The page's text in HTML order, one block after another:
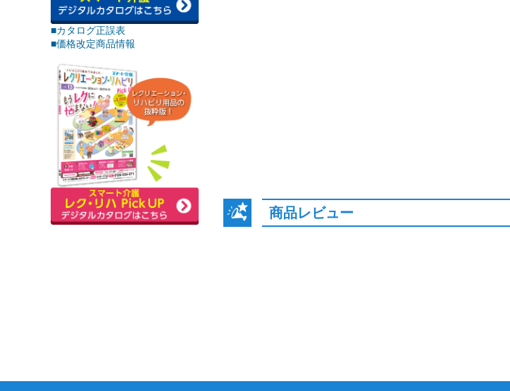
■カタログ正誤表
■価格改定商品情報
商品レビュー